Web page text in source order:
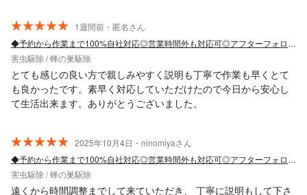
1週間前・匿名さん
◆予約から作業まで100%自社対応◎営業時間外も対応可◎アフターフォロー万全
害虫駆除 / 蜂の巣駆除
とても感じの良い方で親しみやすく説明も丁寧で作業も早くとて
も良かったです。素早く対応していただけたので今日から安心し
て生活出来ます。ありがとうございました。
2025年10月4日・ninomiyaさん
◆予約から作業まで100%自社対応◎営業時間外も対応可◎アフターフォロー万全
害虫駆除 / 蜂の巣駆除
遠くから時間調整までして来ていただき、 丁寧に説明もして下さ